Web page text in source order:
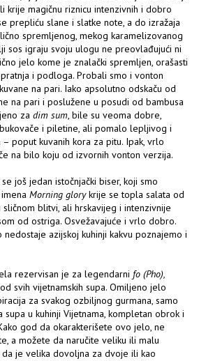
krije magičnu riznicu intenzivnih i dobro
prepliću slane i slatke note, a do izražaja
spremljenog, mekog karamelizovanog
sos igraju svoju ulogu ne preovlađujući ni
jelo kome je znalački spremljen, orašasti
i podloga. Probali smo i vonton
na pari. Iako apsolutno odskaču od
na pari i poslužene u posudi od bambusa
zadim sum, bile su veoma dobre,
i piletine, ali pomalo lepljivog i
poput kuvanih kora za pitu. Ipak, vrlo
na bilo koju od izvornih vonton verzija.
još jedan istočnjački biser, koji smo
imenaMorning glorykrije se topla salata od
blitvi, ali hrskavijeg i intenzivnije
od ostriga. Osvežavajuće i vrlo dobro.
azijskoj kuhinji kakvu poznajemo i
rezervisan je za legendarni fo (Pho),
svih vijetnamskih supa. Omiljeno jelo
za svakog ozbiljnog gurmana, samo
supa u kuhinji Vijetnama, kompletan obrok i
god da okarakterišete ovo jelo, ne
a možete da naručite veliku ili malu
da je velika dovoljna za dvoje ili kao